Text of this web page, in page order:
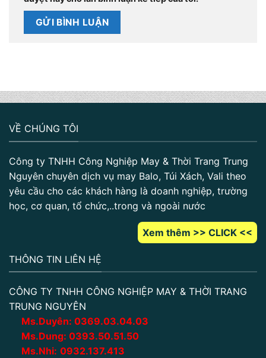
VỀ CHÚNG TÔI
Công ty TNHH Công Nghiệp May & Thời Trang Trung
Nguyên chuyên dịch vụ may Balo, Túi Xách, Vali theo
yêu cầu cho các khách hàng là doanh nghiệp, trường
học, cơ quan, tổ chức,..trong và ngoài nước
Xem thêm >> CLICK <<
THÔNG TIN LIÊN HỆ
CÔNG TY TNHH CÔNG NGHIỆP MAY & THỜI TRANG
TRUNG NGUYÊN
Ms.Duyên: 0369.03.04.03
Ms.Dung: 0393.50.51.50
Ms.Nhi: 0932.137.413